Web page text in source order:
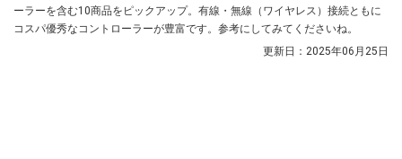
ーラーを含む10商品をピックアップ。有線・無線（ワイヤレス）接続ともに
コスパ優秀なコントローラーが豊富です。参考にしてみてくださいね。
更新日： 2025年06月25日